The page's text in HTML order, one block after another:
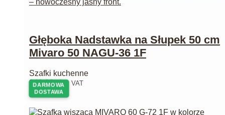
DARMOWA
DOSTAWA
Głęboka Nadstawka na Słupek 50 cm
Mivaro 50 NAGU-36 1F
Szafki kuchenne
240,00zł z VAT